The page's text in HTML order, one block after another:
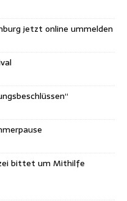
jetzt online ummelden
bittet um Mithilfe